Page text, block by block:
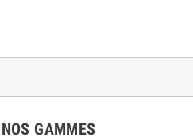
NOS GAMMES